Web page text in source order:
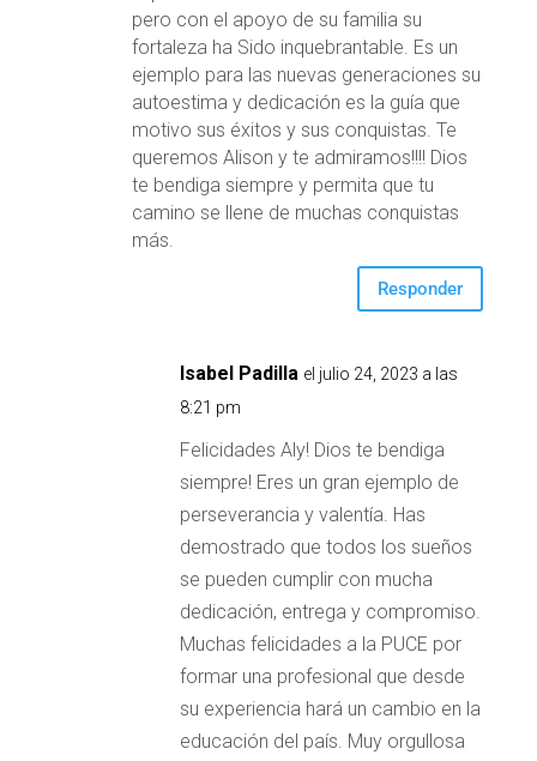
pero con el apoyo de su familia su
fortaleza ha Sido inquebrantable. Es un
ejemplo para las nuevas generaciones su
autoestima y dedicación es la guía que
motivo sus éxitos y sus conquistas. Te
queremos Alison y te admiramos!!!! Dios
te bendiga siempre y permita que tu
camino se llene de muchas conquistas
más.
Responder
Isabel Padilla el julio 24, 2023 a las
8:21 pm
Felicidades Aly! Dios te bendiga
siempre! Eres un gran ejemplo de
perseverancia y valentía. Has
demostrado que todos los sueños
se pueden cumplir con mucha
dedicación, entrega y compromiso.
Muchas felicidades a la PUCE por
formar una profesional que desde
su experiencia hará un cambio en la
educación del país. Muy orgullosa